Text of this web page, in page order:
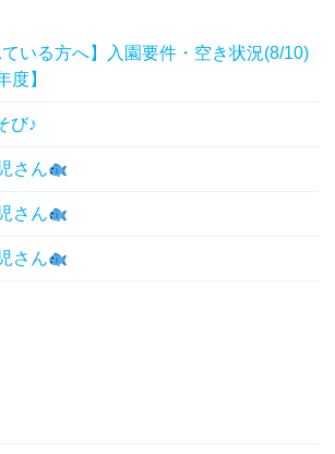
ている方へ】入園要件・空き状況(8/10)
度】
び♪
さん
さん
さん